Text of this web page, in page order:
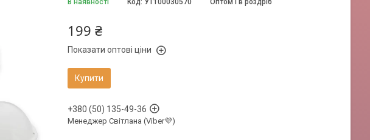
В наявності Оптом і в роздріб
Код: УТ100030570
199 ₴
Показати оптові ціни
Купити
+380 (50) 135-49-36
Менеджер Світлана (Viber💜)